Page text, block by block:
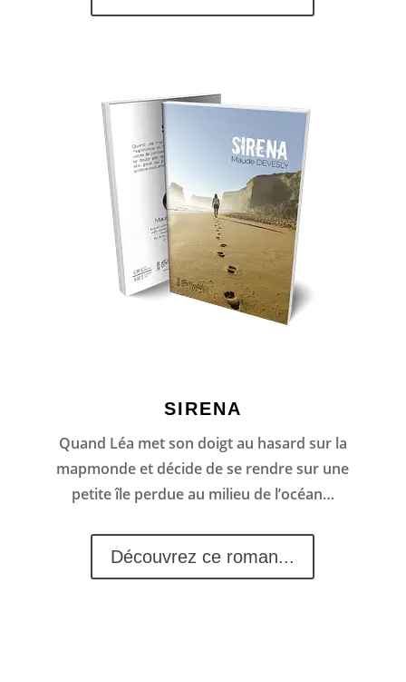
SIRENA
Quand Léa met son doigt au hasard sur la
mapmonde et décide de se rendre sur une
petite île perdue au milieu de l’océan…
Découvrez ce roman...